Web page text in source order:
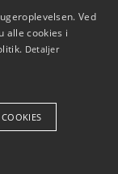
Ved
alle cookies i
Detaljer